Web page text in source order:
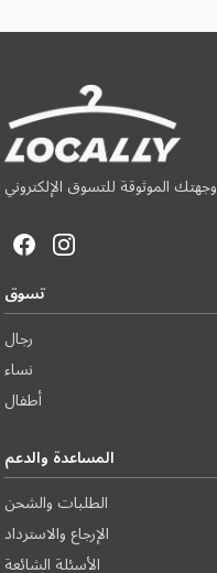
وجهتك الموثوقة للتسوق الإلكتروني
تسوق
رجال
نساء
أطفال
المساعدة والدعم
الطلبات والشحن
الإرجاع والاسترداد
الأسئلة الشائعة